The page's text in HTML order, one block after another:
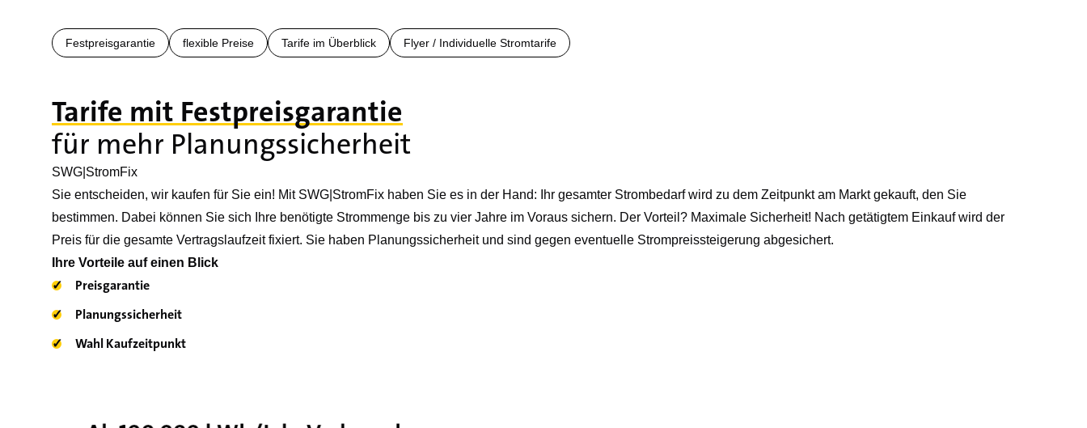
Festpreisgarantie flexible Preise Tarife im Überblick Flyer / Individuelle Stromtarife
Tarife mit Festpreisgarantie
für mehr Planungssicherheit
SWG|StromFix
Sie entscheiden, wir kaufen für Sie ein! Mit SWG|StromFix haben Sie es in der Hand: Ihr gesamter Strombedarf wird zu dem Zeitpunkt am Markt gekauft, den Sie
bestimmen. Dabei können Sie sich Ihre benötigte Strommenge bis zu vier Jahre im Voraus sichern. Der Vorteil? Maximale Sicherheit! Nach getätigtem Einkauf wird der
Preis für die gesamte Vertragslaufzeit fixiert. Sie haben Planungssicherheit und sind gegen eventuelle Strompreissteigerung abgesichert.
Ihre Vorteile auf einen Blick
✓
Preisgarantie
✓
Planungssicherheit
✓
Wahl Kaufzeitpunkt